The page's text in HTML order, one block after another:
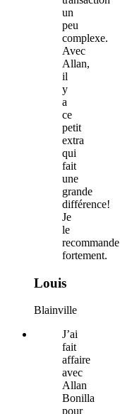
un
peu
complexe.
Avec
Allan,
il
y
a
ce
petit
extra
qui
fait
une
grande
différence!
Je
le
recommande
fortement.
Louis
Blainville
J’ai
fait
affaire
avec
Allan
Bonilla
pour